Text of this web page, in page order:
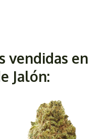
vendidas en
Jalón: